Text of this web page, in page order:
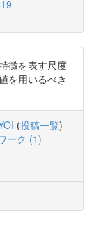
徴を表す尺度
を用いるべき
(投稿一覧)
ーク (1)